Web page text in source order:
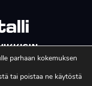
2017. All Rights
parhaan kokemuksen
tai poistaa ne käytöstä